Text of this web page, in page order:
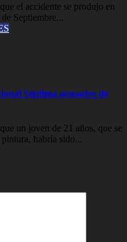
el accidente se produjo en
Septiembre...
Séptima acusados de
un joven de 21 años, que se
habría sido...